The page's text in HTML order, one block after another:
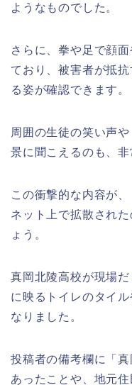
ようなものでした。
さらに、拳や足で顔
ており、被害者が抵
る姿が確認できます。
周囲の生徒の笑い声
景に聞こえるのも、非
この衝撃的な内容が
ネット上で拡散され
ょう。
真岡北陵高校が現場
に映るトイレのタイ
なりました。
投稿者の備考欄に「
あったことや、地元